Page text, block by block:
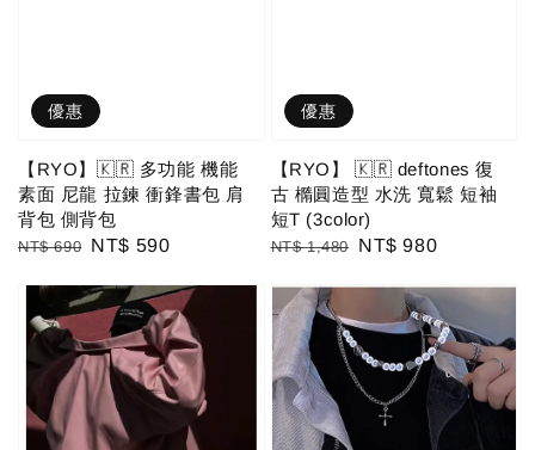
優惠
【RYO】🇰🇷 多功能 機能
素面 尼龍 拉鍊 衝鋒書包 肩
背包 側背包
Regular
NT$ 690 Sale
NT$ 590
優惠
【RYO】 🇰🇷 deftones 復
古 橢圓造型 水洗 寬鬆 短袖
短T (3color)
Regular
NT$ 1,480
Sale
NT$ 980